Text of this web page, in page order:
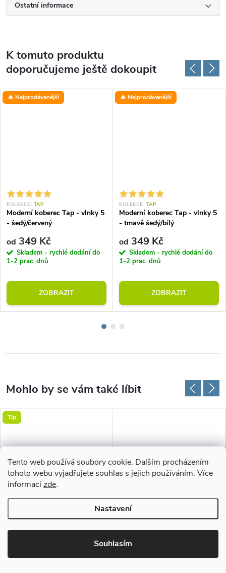
Tento web používá soubory cookie. Dalším procházením
tohoto webu vyjadřujete souhlas s jejich používáním. Více
informacízde.
Nastavení
Souhlasím
Ostatní informace
K tomuto produktu
doporučujeme ještě dokoupit
🔥 Nejprodávanější
KOLEKCE: TAP
Moderní koberec Tap - vlnky 5
- šedý/červený
od 349 Kč
Skladem - rychlé dodání do
1-2 prac. dnů
ZOBRAZIT
🔥 Nejprodávanější
KOLEKCE: TAP
Moderní koberec Tap - vlnky 5
- tmavě šedý/bílý
od 349 Kč
Skladem - rychlé dodání do
1-2 prac. dnů
ZOBRAZIT
Tip
od65 Kč 149 Kč